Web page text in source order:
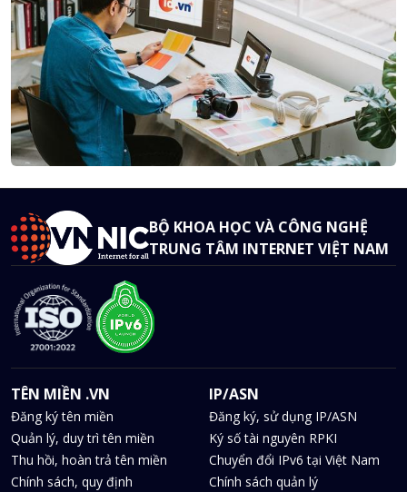
BỘ KHOA HỌC VÀ CÔNG NGHỆ
TRUNG TÂM INTERNET VIỆT NAM
TÊN MIỀN .VN
Đăng ký tên miền
Quản lý, duy trì tên miền
Thu hồi, hoàn trả tên miền
Chính sách, quy định
IP/ASN
Đăng ký, sử dụng IP/ASN
Ký số tài nguyên RPKI
Chuyển đổi IPv6 tại Việt Nam
Chính sách quản lý